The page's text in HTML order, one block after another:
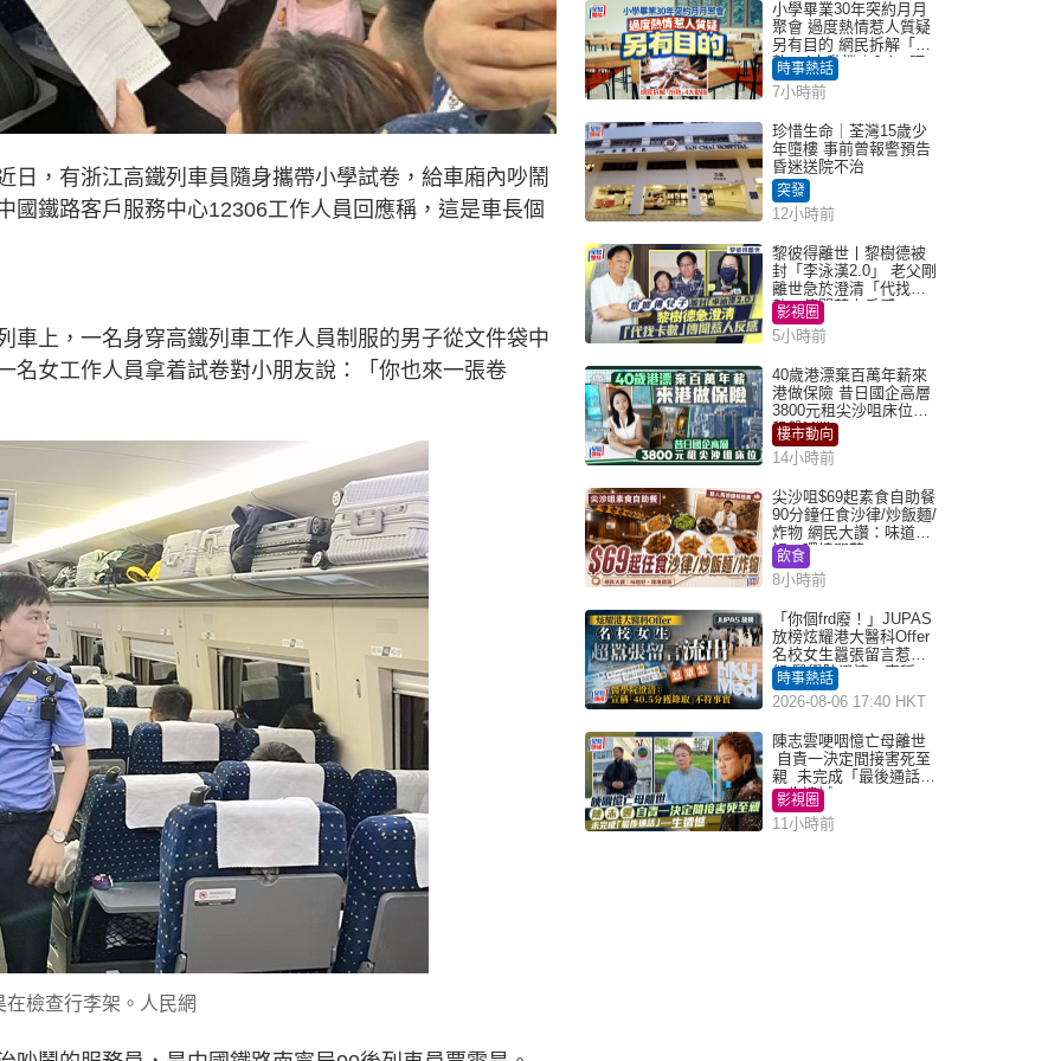
日，有浙江高鐵列車員隨身攜帶小學試卷，給車廂內吵鬧
國鐵路客戶服務中心12306工作人員回應稱，這是車長個
車上，一名身穿高鐵列車工作人員制服的男子從文件袋中
名女工作人員拿着試卷對小朋友說：「你也來一張卷
在檢查行李架。人民網
小學畢業30年突約月月
聚會 過度熱情惹人質疑
另有目的 網民拆解「扮
熟」4大動機｜Juicy叮
時事熱話
7小時前
珍惜生命｜荃灣15歲少
年墮樓 事前曾報警預告
昏迷送院不治
突發
12小時前
黎彼得離世丨黎樹德被
封「李泳漢2.0」 老父剛
離世急於澄清「代找卡
數」傳聞惹人反感
影視圈
5小時前
40歲港漂棄百萬年薪來
港做保險 昔日國企高層
3800元租尖沙咀床位｜
租盤Million
樓市動向
14小時前
尖沙咀$69起素食自助餐
90分鐘任食沙律/炒飯麵/
炸物 網民大讚：味道
好，環境闊落
飲食
8小時前
「你個frd廢！」JUPAS
放榜炫耀港大醫科Offer
名校女生囂張留言惹眾
怒 醫學院澄清：宣稱
「40.5分獲錄取」不符事
實｜Juicy叮
時事熱話
2026-08-06 17:40 HKT
陳志雲哽咽憶亡母離世
自責一決定間接害死至
親 未完成「最後通話」
一生遺憾
影視圈
11小時前